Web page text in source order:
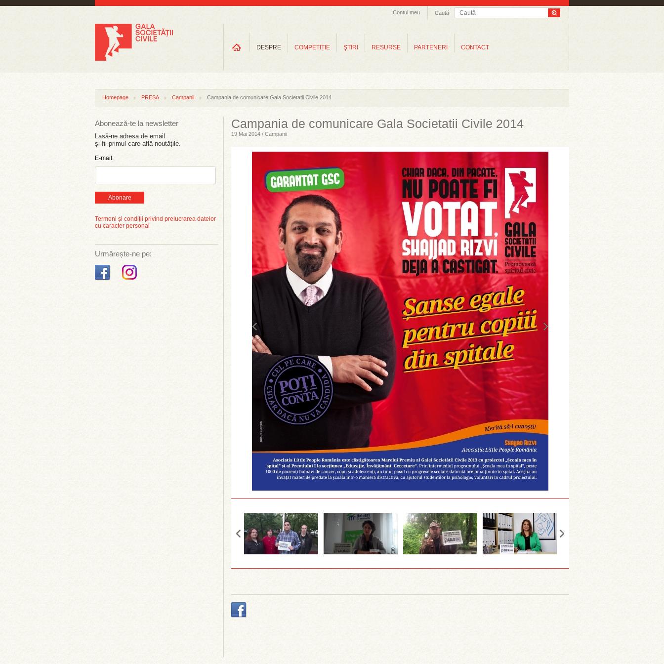
Caută
Contul meu
DESPRE COMPETIȚIE ŞTIRI RESURSE PARTENERI CONTACT
Homepage PRESA Campanii Campania de comunicare Gala Societatii Civile 2014
Abonează-te la newsletter
Lasă-ne adresa de email
și fii primul care află noutățile.
E-mail:
Abonare
Termeni și condiții privind prelucrarea datelor
cu caracter personal
Urmărește-ne pe:
Campania de comunicare Gala Societatii Civile 2014
19 Mai 2014 / Campanii